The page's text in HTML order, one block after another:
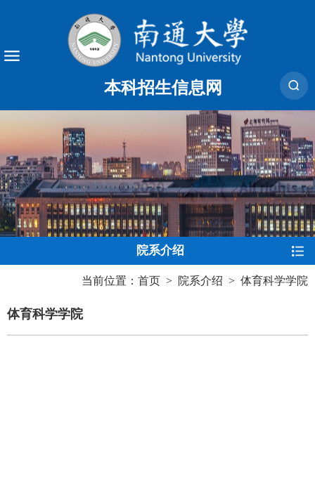
本科招生信息网
院系介绍
当前位置： 首页 > 院系介绍 > 体育科学学院
体育科学学院